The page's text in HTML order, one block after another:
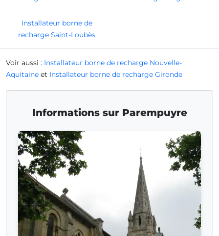
Installateur borne de
recharge Saint-Loubès
Voir aussi : Installateur borne de recharge Nouvelle-
Aquitaine et Installateur borne de recharge Gironde
Informations sur Parempuyre